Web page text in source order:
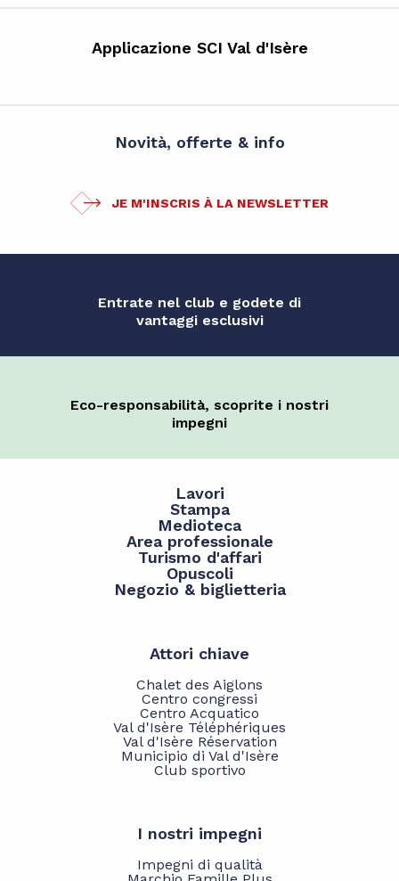
Applicazione SCI Val d'Isère
Novità, offerte & info
JE M'INSCRIS À LA NEWSLETTER
Entrate nel club e godete di
vantaggi esclusivi
Eco-responsabilità, scoprite i nostri
impegni
Lavori
Stampa
Medioteca
Area professionale
Turismo d'affari
Opuscoli
Negozio & biglietteria
Attori chiave
Chalet des Aiglons
Centro congressi
Centro Acquatico
Val d'Isère Téléphériques
Val d'Isère Réservation
Municipio di Val d'Isère
Club sportivo
I nostri impegni
Impegni di qualità